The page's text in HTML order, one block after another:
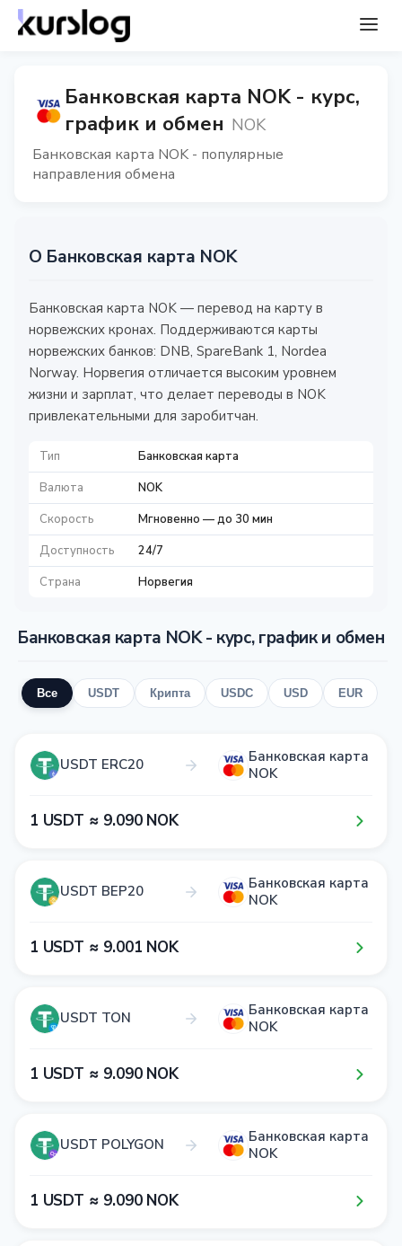
Банковская карта NOK - курс,
график и обмен NOK
Банковская карта NOK - популярные
направления обмена
О Банковская карта NOK
Банковская карта NOK — перевод на карту в
норвежских кронах. Поддерживаются карты
норвежских банков: DNB, SpareBank 1, Nordea
Norway. Норвегия отличается высоким уровнем
жизни и зарплат, что делает переводы в NOK
привлекательными для заробитчан.
Тип
Банковская карта
Валюта
NOK
Скорость
Мгновенно — до 30 мин
Доступность
24/7
Страна
Норвегия
Банковская карта NOK - курс, график и обмен
Все USDT Крипта USDC USD EUR
USDT ERC20
Банковская карта
NOK
1​ USDT ≈ 9​.0​9​0​ NOK
USDT BEP20
Банковская карта
NOK
1​ USDT ≈ 9​.0​0​1​ NOK
USDT TON
Банковская карта
NOK
1​ USDT ≈ 9​.0​9​0​ NOK
USDT POLYGON
Банковская карта
NOK
1​ USDT ≈ 9​.0​9​0​ NOK